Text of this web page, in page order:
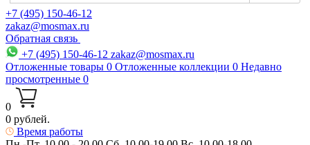
+7 (495) 150-46-12
zakaz@mosmax.ru
Обратная связь
+7 (495) 150-46-12 zakaz@mosmax.ru
Отложенные товары 0 Отложенные коллекции 0 Недавно
просмотренные 0
0
0 рублей.
Время работы